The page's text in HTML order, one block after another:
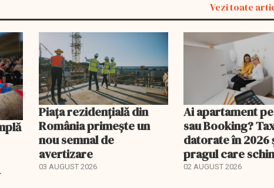
Vezi toate
Piața rezidențială din
România primește un
nou semnal de
avertizare
03 AUGUST 2026
Ai apartament
sau Booking?
datorate în 2026
pragul care
regimul fiscal
02 AUGUST 2026